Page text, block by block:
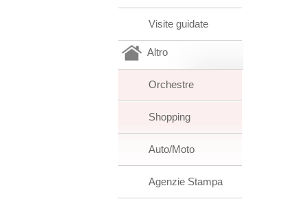
Visite guidate
Altro
Orchestre
Shopping
Auto/Moto
Agenzie Stampa